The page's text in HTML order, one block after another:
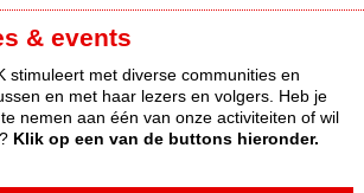
& events
stimuleert met diverse communities en
en met haar lezers en volgers. Heb je
nemen aan één van onze activiteiten of wil
Klik op een van de buttons hieronder.